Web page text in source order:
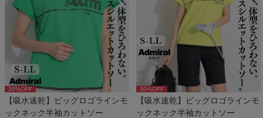
30%OFF
【吸水速乾】ビッグロゴラインモ
ックネック半袖カットソー
30%OFF
【吸水速乾】ビッグロゴラインモ
ックネック半袖カットソー